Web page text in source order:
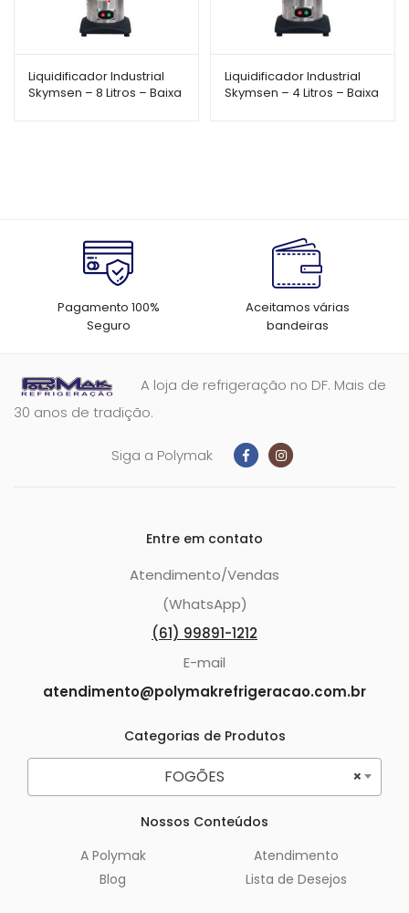
Liquidificador Industrial
Skymsen – 8 Litros – Baixa
Liquidificador Industrial
Skymsen – 4 Litros – Baixa
Pagamento 100%
Seguro
Aceitamos várias
bandeiras
A loja de refrigeração no DF. Mais de
30 anos de tradição.
Siga a Polymak
Entre em contato
Atendimento/Vendas
(WhatsApp)
(61) 99891-1212
E-mail
atendimento@polymakrefrigeracao.com.br
Categorias de Produtos
×
FOGÕES
Nossos Conteúdos
A Polymak
Blog
Atendimento
Lista de Desejos